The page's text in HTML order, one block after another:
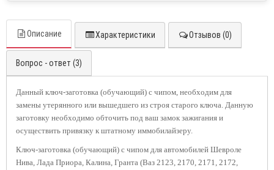
Описание Характеристики Отзывов (0)
Вопрос - ответ (3)
Данный ключ-заготовка (обучающий) с чипом, необходим для
замены утерянного или вышедшего из строя старого ключа. Данную
заготовку необходимо обточить под ваш замок зажигания и
осуществить привязку к штатному иммобилайзеру.
Ключ-заготовка (обучающий) с чипом для автомобилей Шевроле
Нива, Лада Приора, Калина, Гранта (Ваз 2123, 2170, 2171, 2172,